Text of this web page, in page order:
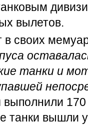
вылетов.
в своих
танки и
выполнили
танки вышли